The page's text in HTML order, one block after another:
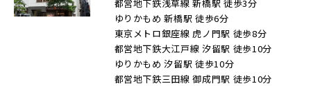
都営地下鉄浅草線 新橋駅 徒歩3分
ゆりかもめ 新橋駅 徒歩6分
東京メトロ銀座線 虎ノ門駅 徒歩8分
都営地下鉄大江戸線 汐留駅 徒歩10分
ゆりかもめ 汐留駅 徒歩10分
都営地下鉄三田線 御成門駅 徒歩10分